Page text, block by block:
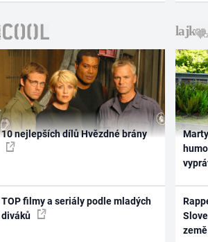
10 nejlepších dílů Hvězdné brány
TOP filmy a seriály podle mladých
diváků